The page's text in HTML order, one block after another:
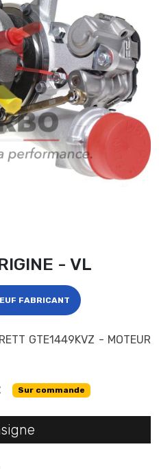
- VL
FABRICANT
GTE1449KVZ - MOTEUR
Sur commande